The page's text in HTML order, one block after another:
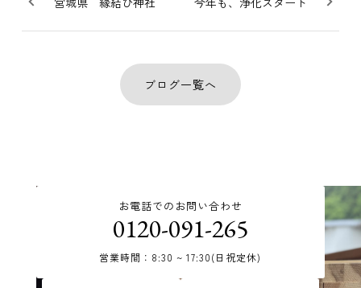
ブログ一覧へ
お電話でのお問い合わせ
0120-091-265
営業時間：8:30 ~ 17:30(日祝定休)